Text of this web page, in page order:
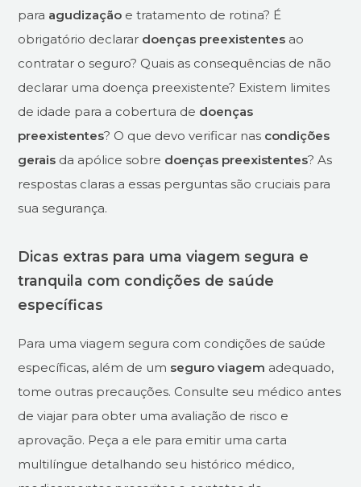
para agudização e tratamento de rotina? É
obrigatório declarar doenças preexistentes ao
contratar o seguro? Quais as consequências de não
declarar uma doença preexistente? Existem limites
de idade para a cobertura de doenças
preexistentes? O que devo verificar nas condições
gerais da apólice sobre doenças preexistentes? As
respostas claras a essas perguntas são cruciais para
sua segurança.
Dicas extras para uma viagem segura e
tranquila com condições de saúde
específicas
Para uma viagem segura com condições de saúde
específicas, além de um seguro viagem adequado,
tome outras precauções. Consulte seu médico antes
de viajar para obter uma avaliação de risco e
aprovação. Peça a ele para emitir uma carta
multilíngue detalhando seu histórico médico,